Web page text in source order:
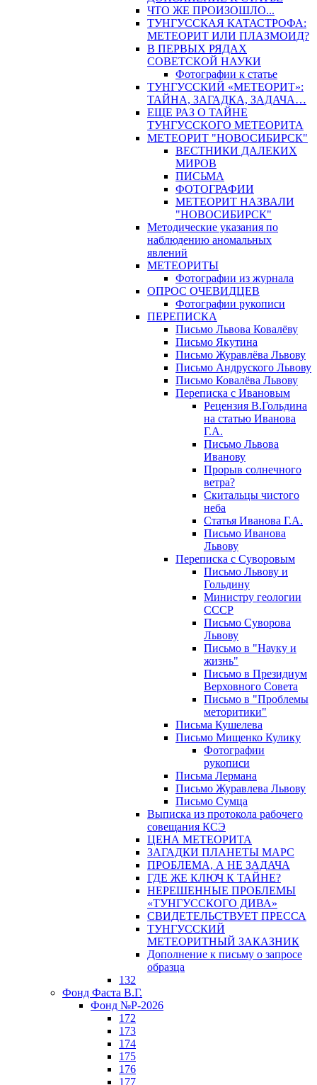
ЧТО ЖЕ ПРОИЗОШЛО...
ТУНГУССКАЯ КАТАСТРОФА:
МЕТЕОРИТ ИЛИ ПЛАЗМОИД?
В ПЕРВЫХ РЯДАХ
СОВЕТСКОЙ НАУКИ
Фотографии к статье
ТУНГУССКИЙ «МЕТЕОРИТ»:
ТАЙНА, ЗАГАДКА, ЗАДАЧА…
ЕЩЕ РАЗ О ТАЙНЕ
ТУНГУССКОГО МЕТЕОРИТА
МЕТЕОРИТ "НОВОСИБИРСК"
ВЕСТНИКИ ДАЛЕКИХ
МИРОВ
ПИСЬМА
ФОТОГРАФИИ
МЕТЕОРИТ НАЗВАЛИ
"НОВОСИБИРСК"
Методические указания по
наблюдению аномальных
явлений
МЕТЕОРИТЫ
Фотографии из журнала
ОПРОС ОЧЕВИДЦЕВ
Фотографии рукописи
ПЕРЕПИСКА
Письмо Львова Ковалёву
Письмо Якутина
Письмо Журавлёва Львову
Письмо Андруского Львову
Письмо Ковалёва Львову
Переписка с Ивановым
Рецензия В.Гольдина
на статью Иванова
Г.А.
Письмо Львова
Иванову
Прорыв солнечного
ветра?
Скитальцы чистого
неба
Статья Иванова Г.А.
Письмо Иванова
Львову
Переписка с Суворовым
Письмо Львову и
Гольдину
Министру геологии
СССР
Письмо Суворова
Львову
Письмо в "Науку и
жизнь"
Письмо в Президиум
Верховного Совета
Письмо в "Проблемы
меторитики"
Письма Кушелева
Письмо Мищенко Кулику
Фотографии
рукописи
Письма Лермана
Письмо Журавлева Львову
Письмо Сумца
Выписка из протокола рабочего
совещания КСЭ
ЦЕНА МЕТЕОРИТА
ЗАГАДКИ ПЛАНЕТЫ МАРС
ПРОБЛЕМА, А НЕ ЗАДАЧА
ГДЕ ЖЕ КЛЮЧ К ТАЙНЕ?
НЕРЕШЕННЫЕ ПРОБЛЕМЫ
«ТУНГУССКОГО ДИВА»
СВИДЕТЕЛЬСТВУЕТ ПРЕССА
ТУНГУССКИЙ
МЕТЕОРИТНЫЙ ЗАКАЗНИК
Дополнение к письму о запросе
образца
132
Фонд Фаста В.Г.
Фонд №Р-2026
172
173
174
175
176
177